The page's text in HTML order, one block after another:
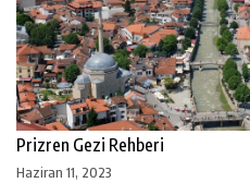
Prizren Gezi Rehberi
Haziran 11, 2023